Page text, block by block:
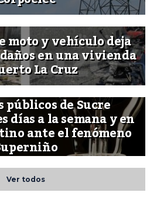
moto y vehículo deja
en una vivienda
La Cruz
públicos de Sucre
a la semana y en
ante el fenómeno
Ver todos